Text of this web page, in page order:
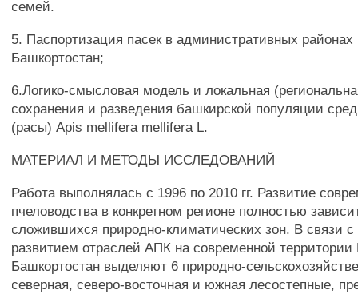
семей.
5. Паспортизация пасек в административных районах
Башкортостан;
6.Логико-смысловая модель и локальная
сохранения и разведения башкирской популяции
(расы) Apis mellifera mellifera L.
МАТЕРИАЛ И МЕТОДЫ ИССЛЕДОВАНИЙ
Работа выполнялась с 1996 по 2010 гг. Развитие
пчеловодства в конкретном регионе полностью
сложившихся природно-климатических зон. В связи
развитием отраслей АПК на современной территории
Башкортостан выделяют 6 природно-
северная, северо-восточная и южная лесостепные,